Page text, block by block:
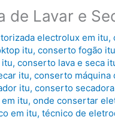
de Lavar e
electrolux em itu,
itu,conserto fogão itu
,conserto lava e seca
itu,conserto máquina
itu,conserto
itu,onde consertar
em itu,técnico de